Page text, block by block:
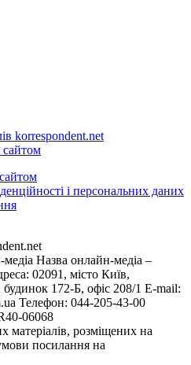
korrespondent.net
сайтом
і персональних даних
Назва онлайн-медіа –
02091, місто Київ,
172-Б, офіс 208/1 E-mail:
Телефон: 044-205-43-00
06068
матеріалів, розміщених на
посилання на